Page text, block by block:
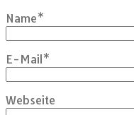
Name*
E-Mail *
Webseite